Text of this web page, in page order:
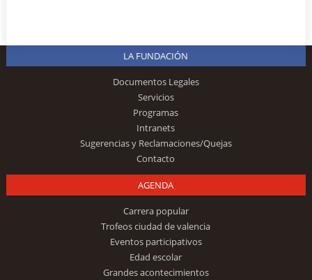
LA FUNDACIÓN
Documentos Legales
Servicios
Programas
Intranets
Sugerencias y Reclamaciones/Quejas
Contacto
AGENDA
Carrera popular
Trofeos ciudad de valencia
Eventos participativos
Edad escolar
Grandes acontecimientos